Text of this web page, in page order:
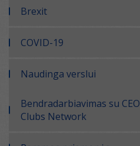
Brexit
COVID-19
Naudinga verslui
Bendradarbiavimas su CEO
Clubs Network